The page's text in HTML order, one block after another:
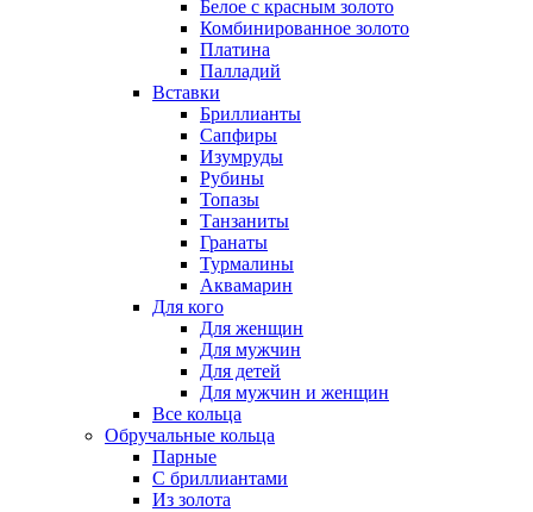
Белое с красным золото
Комбинированное золото
Платина
Палладий
Вставки
Бриллианты
Сапфиры
Изумруды
Рубины
Топазы
Танзаниты
Гранаты
Турмалины
Аквамарин
Для кого
Для женщин
Для мужчин
Для детей
Для мужчин и женщин
Все кольца
Обручальные кольца
Парные
С бриллиантами
Из золота